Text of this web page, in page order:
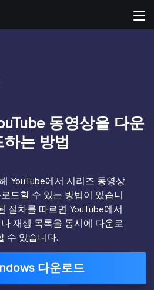
동영상을 다운
하는 방법
YouTube에서 시리즈 동영상
드할 수 있는 방법이 있습니
절차를 따르면 YouTube에서
재생 목록을 동시에 다운로
수 있습니다.
다운로드